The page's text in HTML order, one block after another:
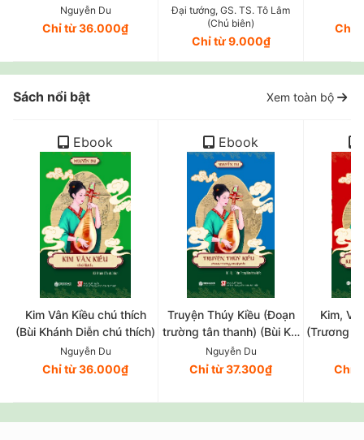
Nguyễn Du
Chỉ từ 36.000₫
nhân dân (Xuất bản lần
thứ năm, có chỉnh sửa, bổ
sung)
Đại tướng, GS. TS. Tô Lâm
(Chủ biên)
Chỉ từ 9.000₫
Chỉ
Sách nổi bật Xem toàn bộ
Ebook
Kim Vân Kiều chú thích
(Bùi Khánh Diễn chú thích)
Nguyễn Du
Chỉ từ 36.000₫
Ebook
Truyện Thúy Kiều (Đoạn
trường tân thanh) (Bùi Kỷ,
Trần Trọng Kim hiệu khảo)
Nguyễn Du
Chỉ từ 37.300₫
Kim,
(Trương
Chỉ